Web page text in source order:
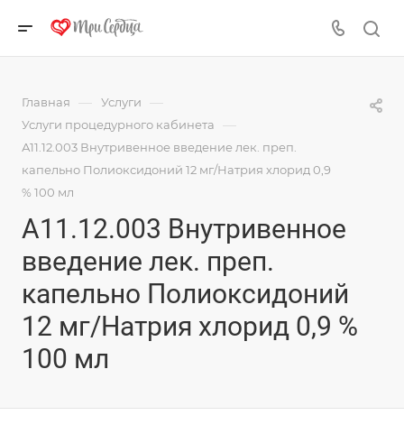
Главная — Услуги —
Услуги процедурного кабинета —
А11.12.003 Внутривенное введение лек. преп.
капельно Полиоксидоний 12 мг/Натрия хлорид 0,9
% 100 мл
А11.12.003 Внутривенное
введение лек. преп.
капельно Полиоксидоний
12 мг/Натрия хлорид 0,9 %
100 мл